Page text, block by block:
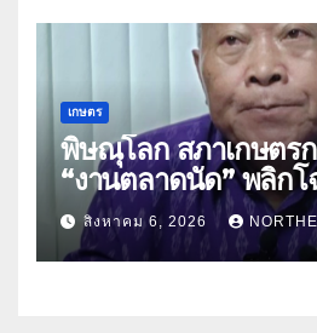
เกษตร
พิษณุโลก สภาเกษตร
“งานตลาดนัด” พลิกโ
“เกษตรรุ่งเรืองเมือง
ประโยชน์เกษตรกร ดึ
คู่ธุรกิจดันสินค้าเกษต
สิงหาคม 6, 2026